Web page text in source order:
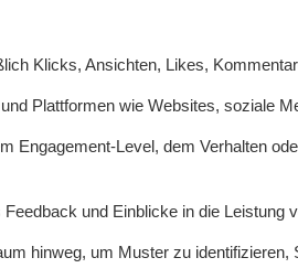
Klicks, Ansichten, Likes,
Plattformen wie Websites, soziale
Engagement-Level, dem Verhalten
und Einblicke in die Leistung
hinweg, um Muster zu